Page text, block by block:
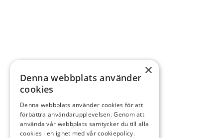
×
Denna webbplats använder
cookies
Denna webbplats använder cookies för att
förbättra användarupplevelsen. Genom att
använda vår webbplats samtycker du till alla
cookies i enlighet med vår cookiepolicy.